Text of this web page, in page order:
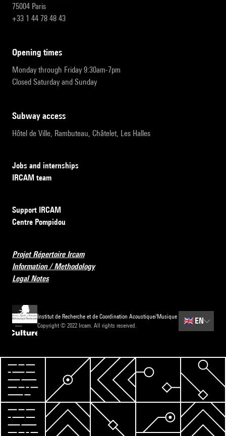
75004 Paris
+33 1 44 78 48 43
opening times
Monday through Friday 9:30am-7pm
Closed Saturday and Sunday
subway access
Hôtel de Ville, Rambuteau, Châtelet, Les Halles
Jobs and internships
IRCAM team
Support IRCAM
Centre Pompidou
Projet Répertoire Ircam
Information / Methodology
Legal Notes
Institut de Recherche et de Coordination Acoustique/Musique
Copyright © 2022 Ircam. All rights reserved.
🇬🇧 EN